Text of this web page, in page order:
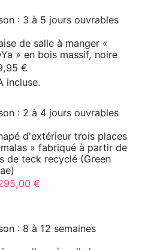
: 3 à 5 jours ouvrables
de salle à manger «
» en bois massif, noire
€
incluse.
: 2 à 4 jours ouvrables
d'extérieur trois places
» fabriqué à partir de
de teck recyclé (Green
€
est
: 8 à 12 semaines